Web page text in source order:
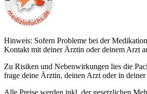
Hinweis: Sofern Probleme bei der
Kontakt mit deiner Ärztin oder deinem Arzt
Zu Risiken und Nebenwirkungen lies die
frage deine Ärztin, deinen Arzt oder in
Alle Preise werden inkl. der gesetzlichen